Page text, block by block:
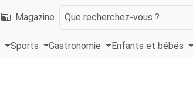
Magazine Que recherchez-vous ?
Sports Gastronomie Enfants et bébés